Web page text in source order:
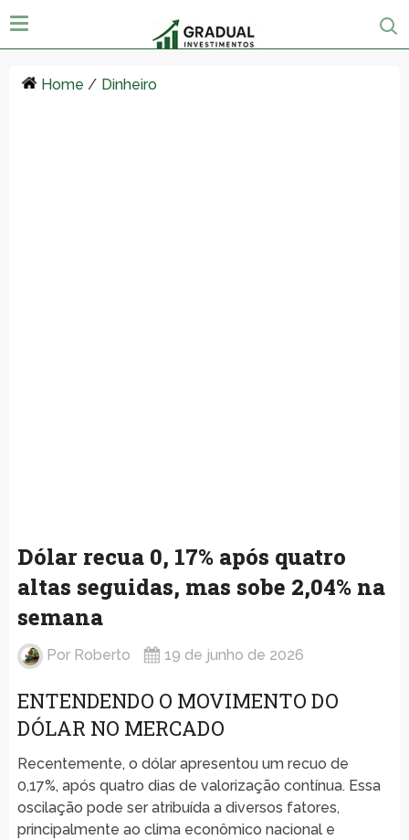
Home / Dinheiro
Dólar recua 0, 17% após quatro
altas seguidas, mas sobe 2,04% na
semana
Por Roberto 19 de junho de 2026
ENTENDENDO O MOVIMENTO DO
DÓLAR NO MERCADO
Recentemente, o dólar apresentou um recuo de
0,17%, após quatro dias de valorização contínua. Essa
oscilação pode ser atribuída a diversos fatores,
principalmente ao clima econômico nacional e